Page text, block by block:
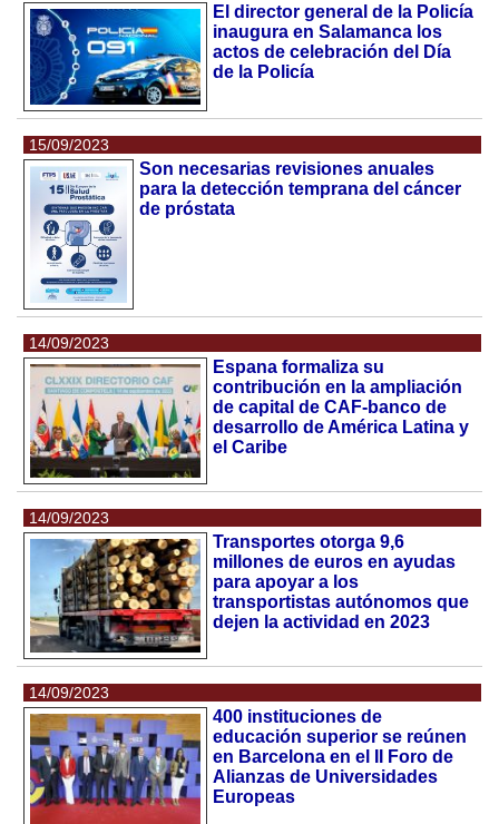
El director general de la Policía
inaugura en Salamanca los
actos de celebración del Día
de la Policía
15/09/2023
Son necesarias revisiones anuales
para la detección temprana del cáncer
de próstata
14/09/2023
Espana formaliza su
contribución en la ampliación
de capital de CAF-banco de
desarrollo de América Latina y
el Caribe
14/09/2023
Transportes otorga 9,6
millones de euros en ayudas
para apoyar a los
transportistas autónomos que
dejen la actividad en 2023
14/09/2023
400 instituciones de
educación superior se reúnen
en Barcelona en el II Foro de
Alianzas de Universidades
Europeas